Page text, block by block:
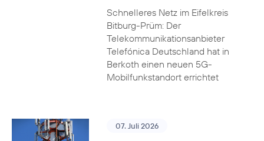
Schnelleres Netz im Eifelkreis
Bitburg-Prüm: Der
Telekommunikationsanbieter
Telefónica Deutschland hat in
Berkoth einen neuen 5G-
Mobilfunkstandort errichtet
07. Juli 2026